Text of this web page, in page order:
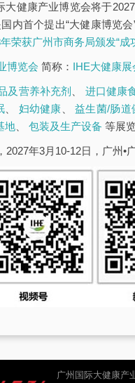
大健康产业博览会将于
内首个提出“大健康博览会”
荣获广州市商务局颁发“成
博览会 简称： IHE大健康展
及营养补充剂 进口健康
、 妇幼健康 、益生菌/肠道
地 包装及生产设备 等展
年3月10-12日，广州•
广州国际大健康产